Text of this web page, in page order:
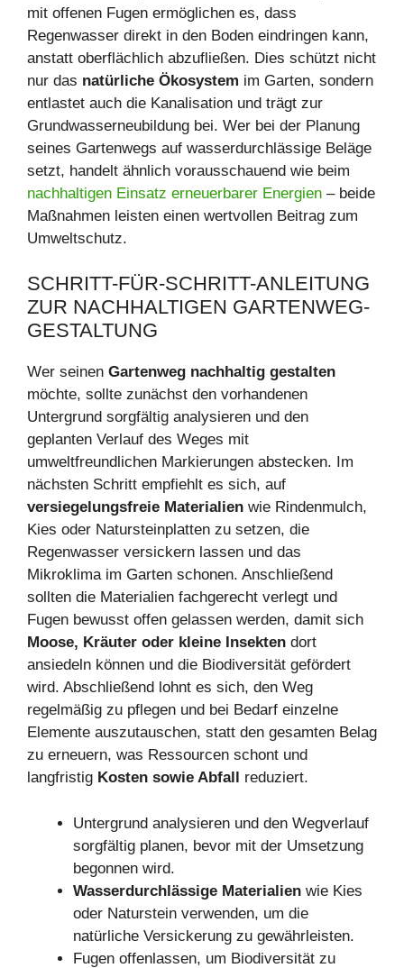
mit offenen Fugen ermöglichen es, dass
Regenwasser direkt in den Boden eindringen kann,
anstatt oberflächlich abzufließen. Dies schützt nicht
nur das natürliche Ökosystem im Garten, sondern
entlastet auch die Kanalisation und trägt zur
Grundwasserneubildung bei. Wer bei der Planung
seines Gartenwegs auf wasserdurchlässige Beläge
setzt, handelt ähnlich vorausschauend wie beim
nachhaltigen Einsatz erneuerbarer Energien – beide
Maßnahmen leisten einen wertvollen Beitrag zum
Umweltschutz.
SCHRITT-FÜR-SCHRITT-ANLEITUNG
ZUR NACHHALTIGEN GARTENWEG-
GESTALTUNG
Wer seinen Gartenweg nachhaltig gestalten
möchte, sollte zunächst den vorhandenen
Untergrund sorgfältig analysieren und den
geplanten Verlauf des Weges mit
umweltfreundlichen Markierungen abstecken. Im
nächsten Schritt empfiehlt es sich, auf
versiegelungsfreie Materialien wie Rindenmulch,
Kies oder Natursteinplatten zu setzen, die
Regenwasser versickern lassen und das
Mikroklima im Garten schonen. Anschließend
sollten die Materialien fachgerecht verlegt und
Fugen bewusst offen gelassen werden, damit sich
Moose, Kräuter oder kleine Insekten dort
ansiedeln können und die Biodiversität gefördert
wird. Abschließend lohnt es sich, den Weg
regelmäßig zu pflegen und bei Bedarf einzelne
Elemente auszutauschen, statt den gesamten Belag
zu erneuern, was Ressourcen schont und
langfristig Kosten sowie Abfall reduziert.
Untergrund analysieren und den Wegverlauf
sorgfältig planen, bevor mit der Umsetzung
begonnen wird.
Wasserdurchlässige Materialien wie Kies
oder Naturstein verwenden, um die
natürliche Versickerung zu gewährleisten.
Fugen offenlassen, um Biodiversität zu